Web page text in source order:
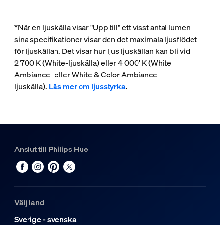
*När en ljuskälla visar "Upp till" ett visst antal lumen i
sina specifikationer visar den det maximala ljusflödet
för ljuskällan. Det visar hur ljus ljuskällan kan bli vid
2 700 K (White-ljuskälla) eller 4 000' K (White
Ambiance- eller White & Color Ambiance-
ljuskälla). Läs mer om ljusstyrka.
Anslut till Philips Hue
Välj land
Sverige - svenska